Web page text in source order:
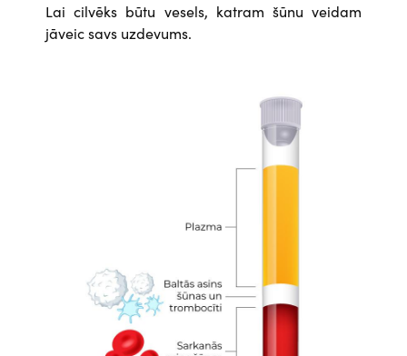
Lai cilvēks būtu vesels, katram šūnu veidam
jāveic savs uzdevums.